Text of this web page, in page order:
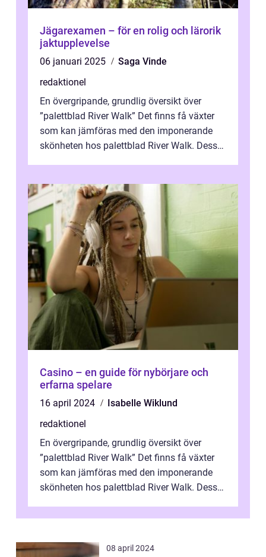
Jägarexamen – för en rolig och lärorik
jaktupplevelse
06 januari 2025
Saga Vinde
redaktionel
En övergripande, grundlig översikt över
”palettblad River Walk” Det finns få växter
som kan jämföras med den imponerande
skönheten hos palettblad River Walk. Dess
Casino – en guide för nybörjare och
erfarna spelare
16 april 2024
Isabelle Wiklund
redaktionel
En övergripande, grundlig översikt över
”palettblad River Walk” Det finns få växter
som kan jämföras med den imponerande
skönheten hos palettblad River Walk. Dess
08 april 2024